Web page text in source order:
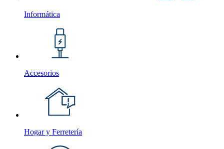
Informática
Accesorios
Hogar y Ferretería